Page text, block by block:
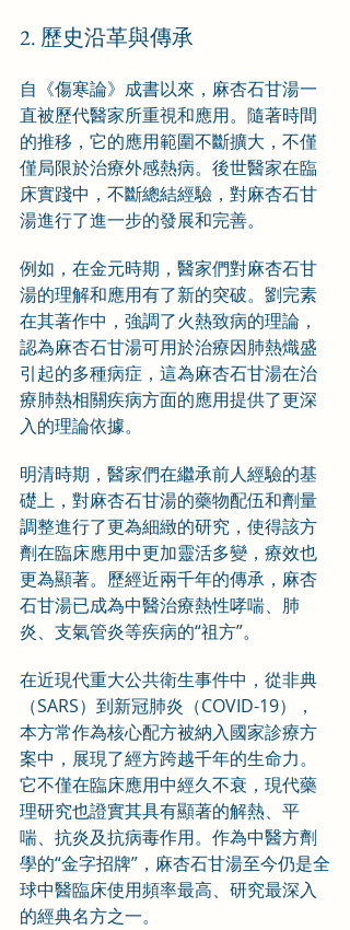
2. 歷史沿革與傳承
自《傷寒論》成書以來，麻杏石甘湯一
直被歷代醫家所重視和應用。隨著時間
的推移，它的應用範圍不斷擴大，不僅
僅局限於治療外感熱病。後世醫家在臨
床實踐中，不斷總結經驗，對麻杏石甘
湯進行了進一步的發展和完善。
例如，在金元時期，醫家們對麻杏石甘
湯的理解和應用有了新的突破。劉完素
在其著作中，強調了火熱致病的理論，
認為麻杏石甘湯可用於治療因肺熱熾盛
引起的多種病症，這為麻杏石甘湯在治
療肺熱相關疾病方面的應用提供了更深
入的理論依據。
明清時期，醫家們在繼承前人經驗的基
礎上，對麻杏石甘湯的藥物配伍和劑量
調整進行了更為細緻的研究，使得該方
劑在臨床應用中更加靈活多變，療效也
更為顯著。歷經近兩千年的傳承，麻杏
石甘湯已成為中醫治療熱性哮喘、肺
炎、支氣管炎等疾病的“祖方”。
在近現代重大公共衛生事件中，從非典
（SARS）到新冠肺炎（COVID-19），
本方常作為核心配方被納入國家診療方
案中，展現了經方跨越千年的生命力。
它不僅在臨床應用中經久不衰，現代藥
理研究也證實其具有顯著的解熱、平
喘、抗炎及抗病毒作用。作為中醫方劑
學的“金字招牌”，麻杏石甘湯至今仍是全
球中醫臨床使用頻率最高、研究最深入
的經典名方之一。